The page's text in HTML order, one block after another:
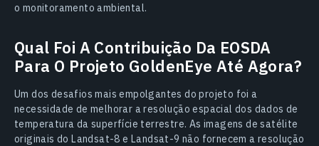
o monitoramento ambiental.
Qual Foi A Contribuição Da EOSDA
Para O Projeto GoldenEye Até Agora?
Um dos desafios mais empolgantes do projeto foi a
necessidade de melhorar a resolução espacial dos dados de
temperatura da superfície terrestre. As imagens de satélite
originais do Landsat-8 e Landsat-9 não fornecem a resolução